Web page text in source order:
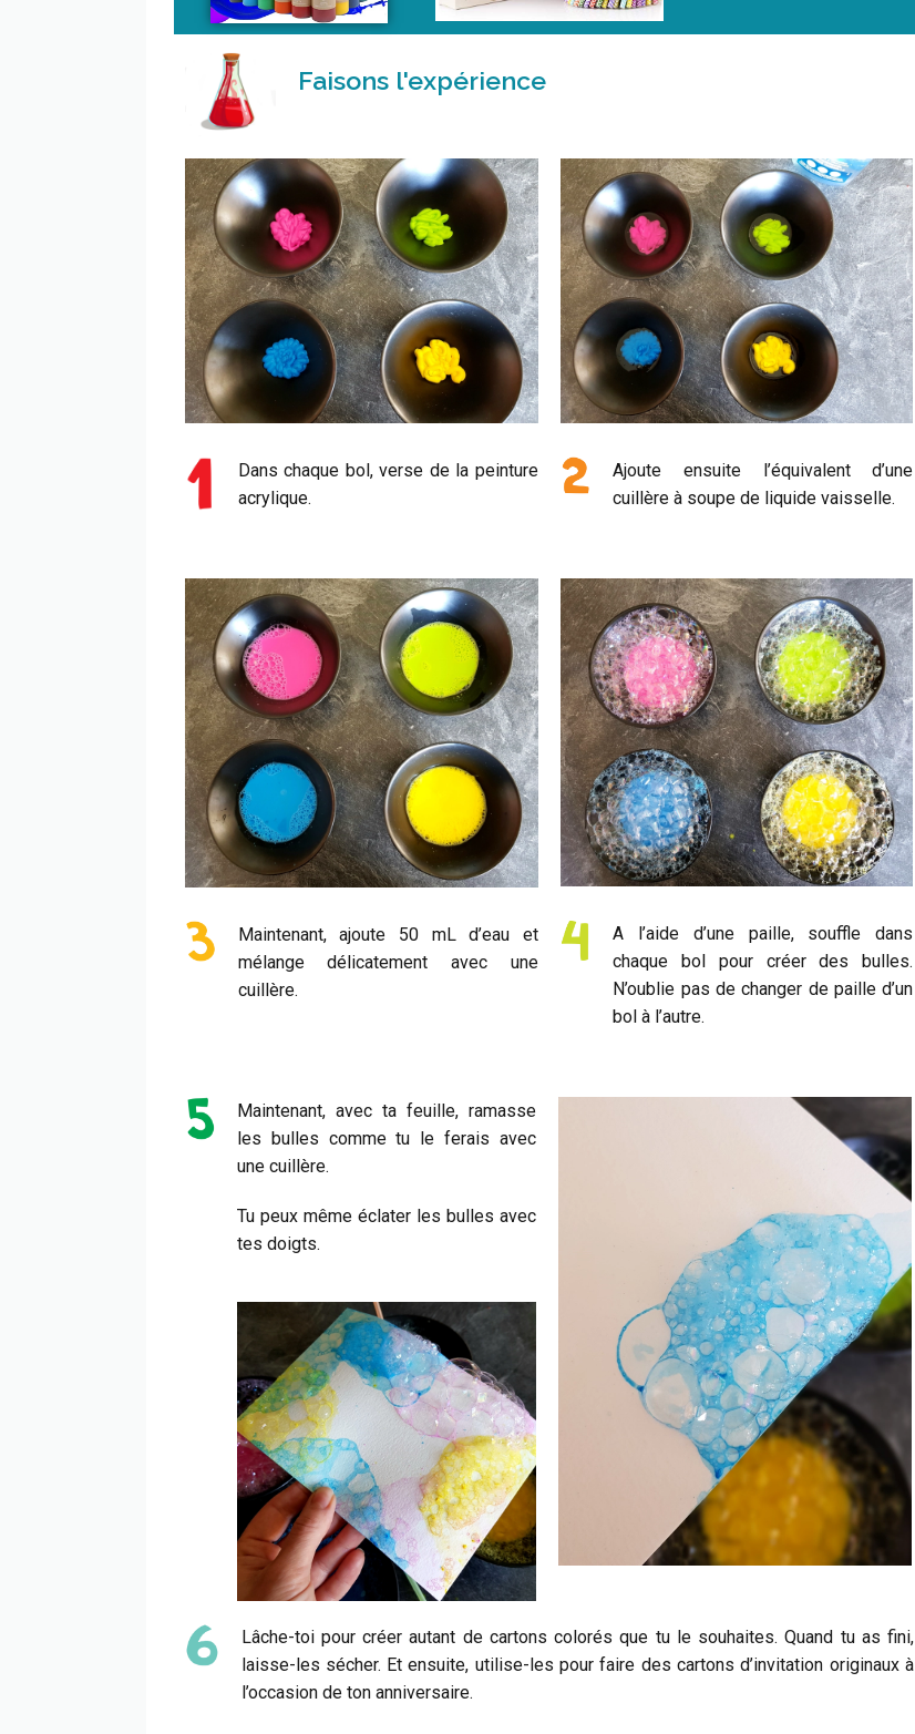
Faisons l'expérience
Dans chaque bol, verse de la peinture
acrylique.
Ajoute ensuite l’équivalent d’une
cuillère à soupe de liquide vaisselle.
Maintenant, ajoute 50 mL d’eau et
mélange délicatement avec une
cuillère.
A l’aide d’une paille, souffle dans
chaque bol pour créer des bulles.
N’oublie pas de changer de paille d’un
bol à l’autre.
Maintenant, avec ta feuille, ramasse
les bulles comme tu le ferais avec
une cuillère.
Tu peux même éclater les bulles avec
tes doigts.
Lâche-toi pour créer autant de cartons colorés que tu le souhaites. Quand tu as fini,
laisse-les sécher. Et ensuite, utilise-les pour faire des cartons d’invitation originaux à
l’occasion de ton anniversaire.